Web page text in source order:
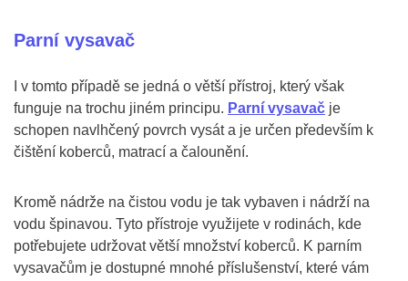
Parní vysavač
I v tomto případě se jedná o větší přístroj, který však
funguje na trochu jiném principu. Parní vysavač je
schopen navlhčený povrch vysát a je určen především k
čištění koberců, matrací a čalounění.
Kromě nádrže na čistou vodu je tak vybaven i nádrží na
vodu špinavou. Tyto přístroje využijete v rodinách, kde
potřebujete udržovat větší množství koberců. K parním
vysavačům je dostupné mnohé příslušenství, které vám